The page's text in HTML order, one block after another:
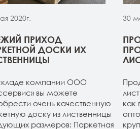
2020г.
ПРИХОД
ДОСКИ ИХ
компании ООО
вы можете
очень качественную
доску из лиственницы
размеров: Паркетная
30
как